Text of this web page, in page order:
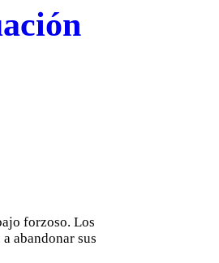
forzoso. Los
abandonar sus